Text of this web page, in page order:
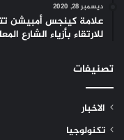
ديسمبر 28, 2020
علامة كينجس أمبيشن
للارتقاء بأزياء الشارع
تصنيفات
الاخبار
تكنولوجيا